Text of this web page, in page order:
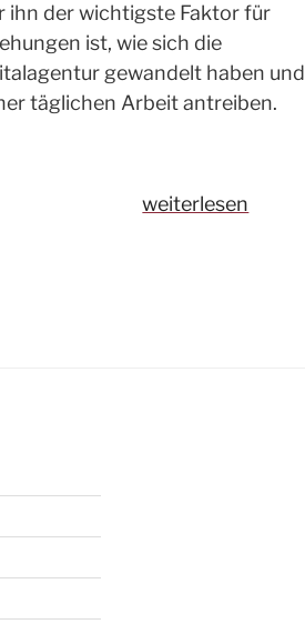
ihn der wichtigste Faktor für
ist, wie sich die
gewandelt haben und
täglichen Arbeit antreiben.
„Q&A
weiterlesen